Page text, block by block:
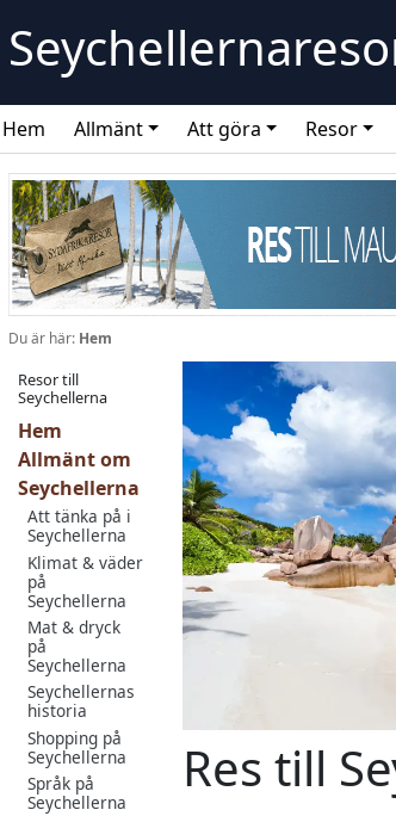
content
Hem Allmänt Att göra Resor
Du är här: Hem
Resor till
Seychellerna
Hem
Allmänt om
Seychellerna
Att tänka på i
Seychellerna
Klimat & väder
på
Seychellerna
Mat & dryck
på
Seychellerna
Seychellernas
historia
Shopping på
Seychellerna
Språk på
Seychellerna
Res till